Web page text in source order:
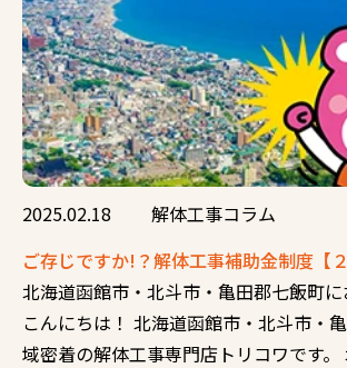
2025.02.18
解体工事コラム
ご存じですか!？解体工事補助金制度【２
北海道函館市・北斗市・亀田郡七飯町
こんにちは！ 北海道函館市・北斗市・
域密着の解体工事専門店トリコワです。